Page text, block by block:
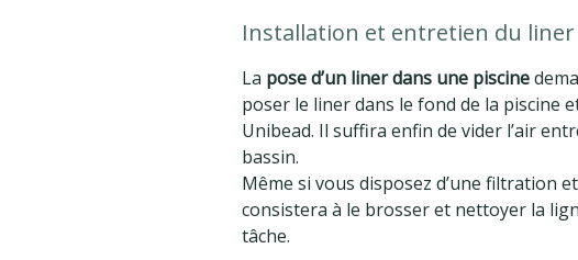
Installation et entretien du liner
La pose d’un liner dans une piscine
poser le liner dans le fond de la piscine
Unibead. Il suffira enfin de vider l’air
bassin.
Même si vous disposez d’une filtration
consistera à le brosser et nettoyer la
tâche.